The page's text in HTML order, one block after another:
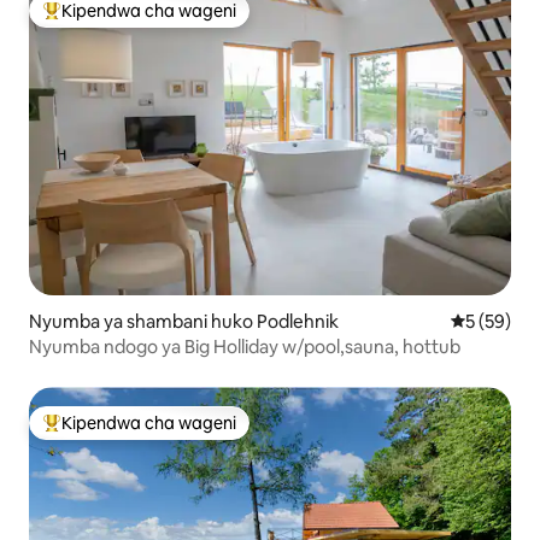
Kipendwa maarufu cha wageni
Kipendwa cha wageni
Nyumba ya shambani huko Podlehnik Ukadiriaji
5 (59)
Nyumba ndogo ya Big Holliday w/pool,sauna, hottub
Kipendwa maarufu cha wageni
Kipendwa cha wageni